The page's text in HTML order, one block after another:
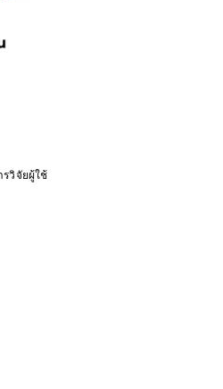
รวิจัยผู้ใช้